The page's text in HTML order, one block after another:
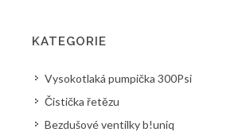
KATEGORIE
Vysokotlaká pumpička 300Psi
Čistička řetězu
Bezdušové ventilky b!uniq